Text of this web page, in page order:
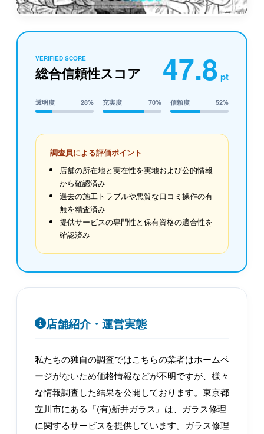
VERIFIED SCORE
総合信頼性スコア 47.8 pt
透明度 28% 充実度 70% 信頼度 52%
調査員による評価ポイント
店舗の所在地と実在性を実地および公的情報
から確認済み
過去の施工トラブルや悪質な口コミ操作の有
無を精査済み
提供サービスの専門性と保有資格の適合性を
確認済み
店舗紹介・運営実態
私たちの独自の調査ではこちらの業者はホームペ
ージがないため価格情報などが不明ですが、様々
な情報調査した結果を公開しております。東京都
立川市にある『(有)新井ガラス』は、ガラス修理
に関するサービスを提供しています。ガラス修理